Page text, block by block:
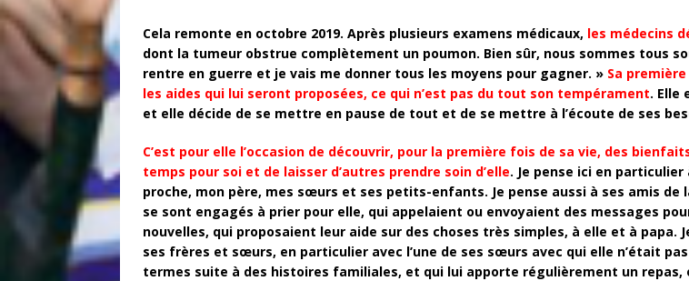
Cela remonte en octobre 2019. Après plusieurs examens médicaux, les médecins
dont la tumeur obstrue complètement un poumon. Bien sûr, nous sommes tous
rentre en guerre et je vais me donner tous les moyens pour gagner. » Sa
les aides qui lui seront proposées, ce qui n’est pas du tout son tempérament. Elle
et elle décide de se mettre en pause de tout et de se mettre à l’écoute de ses
C’est pour elle l’occasion de découvrir, pour la première fois de sa vie, des
temps pour soi et de laisser d’autres prendre soin d’elle. Je pense ici en
proche, mon père, mes sœurs et ses petits-enfants. Je pense aussi à ses amis de
se sont engagés à prier pour elle, qui appelaient ou envoyaient des messages
nouvelles, qui proposaient leur aide sur des choses très simples, à elle et à papa.
ses frères et sœurs, en particulier avec l’une de ses sœurs avec qui elle n’était
termes suite à des histoires familiales, et qui lui apporte régulièrement un repas,